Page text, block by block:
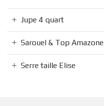
Jupe 4 quart
Sarouel & Top Amazone
Serre taille Elise